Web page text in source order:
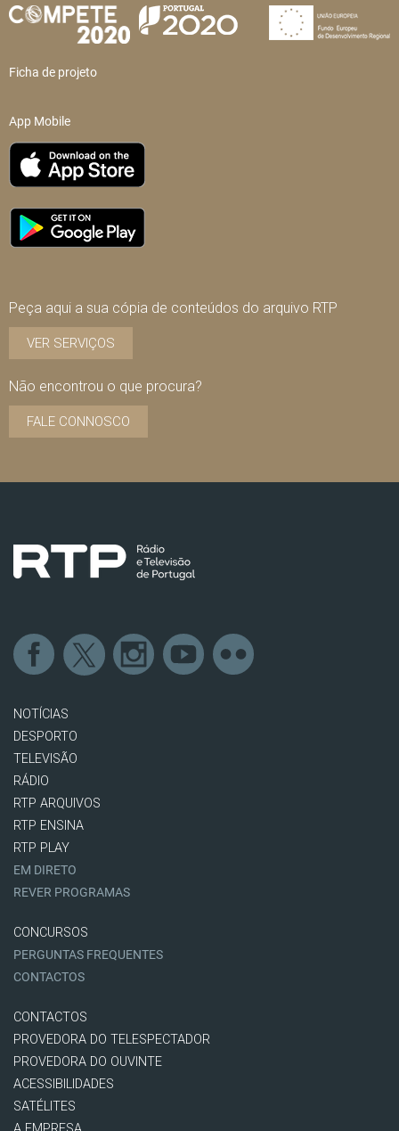
Ficha de projeto
App Mobile
Peça aqui a sua cópia de conteúdos do arquivo RTP
VER SERVIÇOS
Não encontrou o que procura?
FALE CONNOSCO
NOTÍCIAS
DESPORTO
TELEVISÃO
RÁDIO
RTP ARQUIVOS
RTP ENSINA
RTP PLAY
EM DIRETO
REVER PROGRAMAS
CONCURSOS
PERGUNTAS FREQUENTES
CONTACTOS
CONTACTOS
PROVEDORA DO TELESPECTADOR
PROVEDORA DO OUVINTE
ACESSIBILIDADES
SATÉLITES